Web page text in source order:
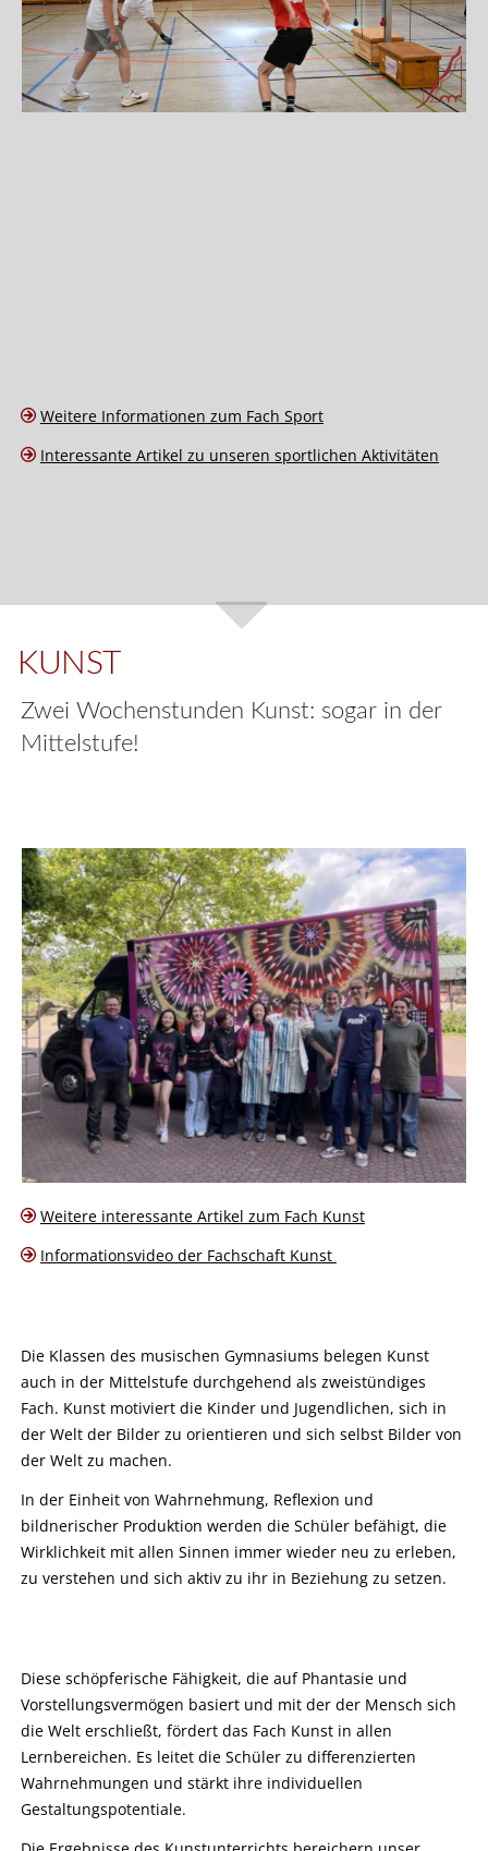
Weitere Informationen zum Fach Sport
Interessante Artikel zu unseren sportlichen Aktivitäten
KUNST
Zwei Wochenstunden Kunst: sogar in der
Mittelstufe!
Weitere interessante Artikel zum Fach Kunst
Informationsvideo der Fachschaft Kunst
Die Klassen des musischen Gymnasiums belegen Kunst
auch in der Mittelstufe durchgehend als zweistündiges
Fach. Kunst motiviert die Kinder und Jugendlichen, sich in
der Welt der Bilder zu orientieren und sich selbst Bilder von
der Welt zu machen.
In der Einheit von Wahrnehmung, Reflexion und
bildnerischer Produktion werden die Schüler befähigt, die
Wirklichkeit mit allen Sinnen immer wieder neu zu erleben,
zu verstehen und sich aktiv zu ihr in Beziehung zu setzen.
Diese schöpferische Fähigkeit, die auf Phantasie und
Vorstellungsvermögen basiert und mit der der Mensch sich
die Welt erschließt, fördert das Fach Kunst in allen
Lernbereichen. Es leitet die Schüler zu differenzierten
Wahrnehmungen und stärkt ihre individuellen
Gestaltungspotentiale.